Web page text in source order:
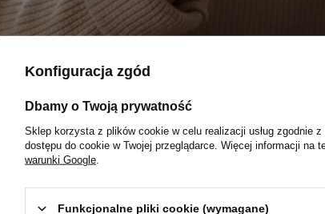
Konfiguracja zgód
Dbamy o Twoją prywatność
Sklep korzysta z plików cookie w celu realizacji usług zgodnie z
dostępu do cookie w Twojej przeglądarce. Więcej informacji
warunki Google
Funkcjonalne pliki cookie (wymagane)